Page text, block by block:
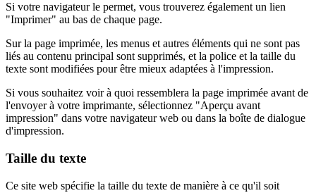
Si votre navigateur le permet, vous trouverez également un lien
"Imprimer" au bas de chaque page.
Sur la page imprimée, les menus et autres éléments qui ne sont pas
liés au contenu principal sont supprimés, et la police et la taille du
texte sont modifiées pour être mieux adaptées à l'impression.
Si vous souhaitez voir à quoi ressemblera la page imprimée avant de
l'envoyer à votre imprimante, sélectionnez "Aperçu avant
impression" dans votre navigateur web ou dans la boîte de dialogue
d'impression.
Taille du texte
Ce site web spécifie la taille du texte de manière à ce qu'il soit